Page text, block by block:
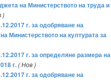
на Министерството на труда и
)
г. за одобряване на
Министерството на културата за
г. за определяне размера на
г.( Нов )
г. за одобряване на